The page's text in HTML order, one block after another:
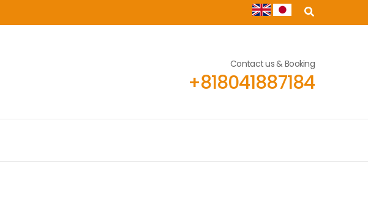
Contact us & Booking
+818041887184